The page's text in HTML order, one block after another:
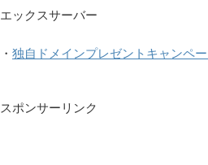
エックスサーバー
・ 独自ドメインプレゼントキャンペ
スポンサーリンク